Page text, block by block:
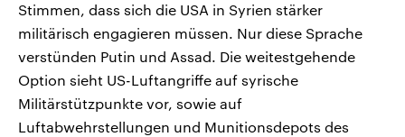
Stimmen, dass sich die USA in Syrien stärker
militärisch engagieren müssen. Nur diese Sprache
verstünden Putin und Assad. Die weitestgehende
Option sieht US-Luftangriffe auf syrische
Militärstützpunkte vor, sowie auf
Luftabwehrstellungen und Munitionsdepots des